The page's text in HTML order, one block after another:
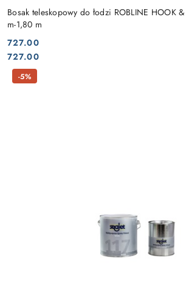
Bosak teleskopowy do łodzi ROBLINE HOOK
m-1,80 m
Cena:
727.00
Cena:
727.00
-5%